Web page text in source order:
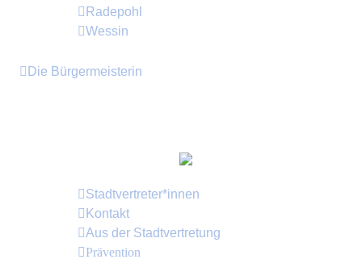
Radepohl
Wessin
Die Bürgermeisterin
Stadtvertreter*innen
Kontakt
Aus der Stadtvertretung
Prävention